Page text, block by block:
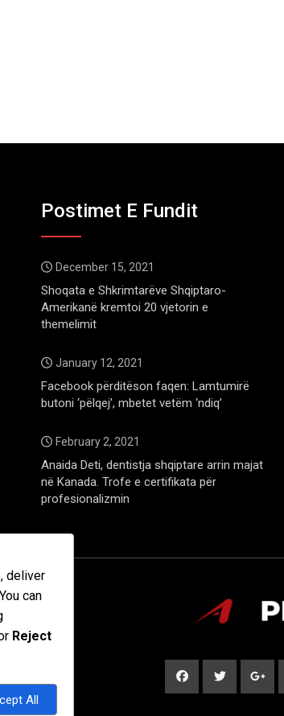
Postimet E Fundit
December 15, 2021
Shoqata e Shkrimtarëve Shqiptaro-
Amerikanë kremtoi 20 vjetorin e
themelimit
January 12, 2021
Facebook përditëson faqen: Lamtumirë
butoni ‘pëlqej’, mbetet vetëm ‘ndiq’
February 2, 2021
Anaida Deti, dentistja shqiptare arrin majat
në Kanada. Trofe e certifikata për
profesionalizmin
deliver
can
Reject
All